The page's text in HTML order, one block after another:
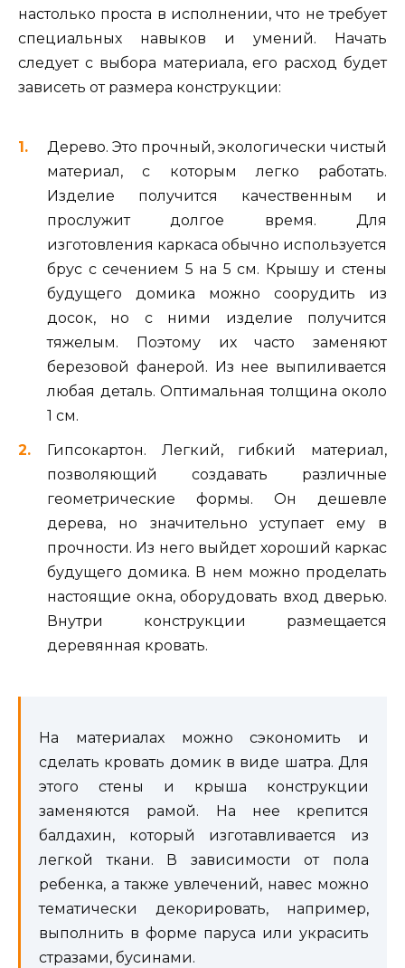
настолько проста в исполнении, что не требует
специальных навыков и умений. Начать
следует с выбора материала, его расход будет
зависеть от размера конструкции:
Дерево. Это прочный, экологически чистый
материал, с которым легко работать.
Изделие получится качественным и
прослужит долгое время. Для
изготовления каркаса обычно используется
брус с сечением 5 на 5 см. Крышу и стены
будущего домика можно соорудить из
досок, но с ними изделие получится
тяжелым. Поэтому их часто заменяют
березовой фанерой. Из нее выпиливается
любая деталь. Оптимальная толщина около
1 см.
Гипсокартон. Легкий, гибкий материал,
позволяющий создавать различные
геометрические формы. Он дешевле
дерева, но значительно уступает ему в
прочности. Из него выйдет хороший каркас
будущего домика. В нем можно проделать
настоящие окна, оборудовать вход дверью.
Внутри конструкции размещается
деревянная кровать.
На материалах можно сэкономить и
сделать кровать домик в виде шатра. Для
этого стены и крыша конструкции
заменяются рамой. На нее крепится
балдахин, который изготавливается из
легкой ткани. В зависимости от пола
ребенка, а также увлечений, навес можно
тематически декорировать, например,
выполнить в форме паруса или украсить
стразами, бусинами.